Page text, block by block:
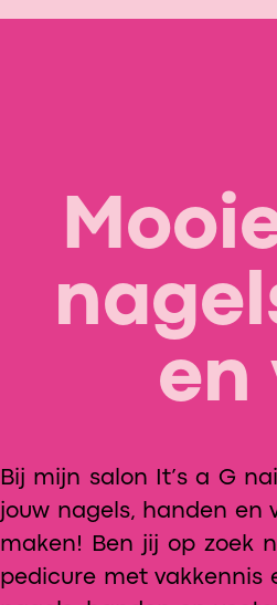
en
Bij mijn salon It’s a G
jouw nagels, handen en
maken!
Ben jij op zoek
pedicure met vakkennis